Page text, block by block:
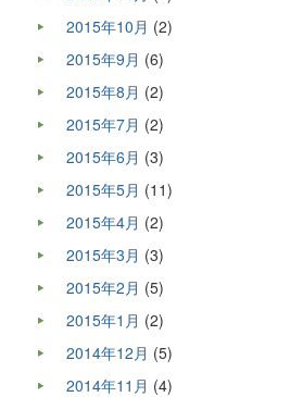
2015年10月 (2)
2015年9月 (6)
2015年8月 (2)
2015年7月 (2)
2015年6月 (3)
2015年5月 (11)
2015年4月 (2)
2015年3月 (3)
2015年2月 (5)
2015年1月 (2)
2014年12月 (5)
2014年11月 (4)